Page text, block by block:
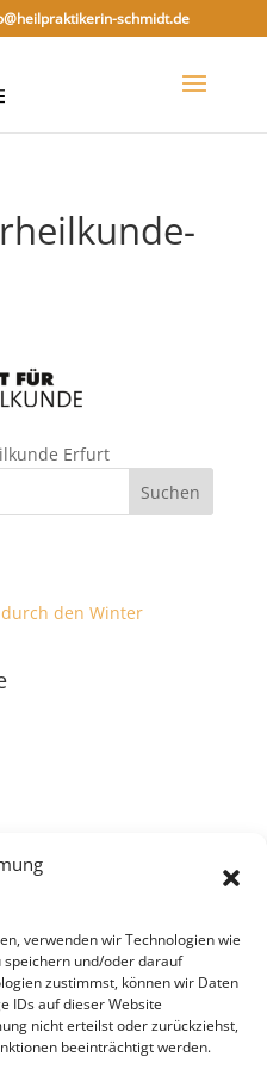
verwenden wir Technologien wie
und/oder darauf
zustimmst, können wir Daten
IDs auf dieser Website
nicht erteilst oder zurückziehst,
beeinträchtigt werden.
schmidt.de
Erfurt
den Winter